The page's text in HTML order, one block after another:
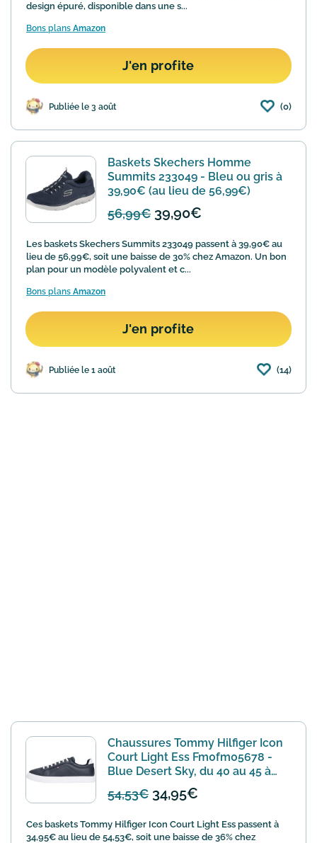
design épuré, disponible dans une s...
Bons plans Amazon
J'en profite
Publiée le 3 août (0)
Baskets Skechers Homme
Summits 233049 - Bleu ou gris à
39,90€ (au lieu de 56,99€)
56,99€ 39,90€
Les baskets Skechers Summits 233049 passent à 39,90€ au
lieu de 56,99€, soit une baisse de 30% chez Amazon. Un bon
plan pour un modèle polyvalent et c...
Bons plans Amazon
J'en profite
Publiée le 1 août (14)
Chaussures Tommy Hilfiger Icon
Court Light Ess Fm0fm05678 -
Blue Desert Sky, du 40 au 45 à
54,53€ 34,95€
Ces baskets Tommy Hilfiger Icon Court Light Ess passent à
34,95€ au lieu de 54,53€, soit une baisse de 36% chez